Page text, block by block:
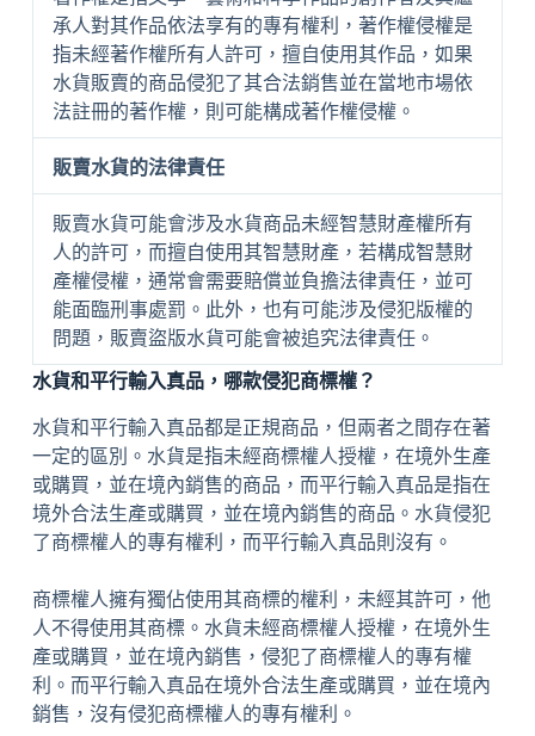
承人對其作品依法享有的專有權利，著作權侵權是
指未經著作權所有人許可，擅自使用其作品，如果
水貨販賣的商品侵犯了其合法銷售並在當地市場依
法註冊的著作權，則可能構成著作權侵權。
販賣水貨的法律責任
販賣水貨可能會涉及水貨商品未經智慧財產權所有
人的許可，而擅自使用其智慧財產，若構成智慧財
產權侵權，通常會需要賠償並負擔法律責任，並可
能面臨刑事處罰。此外，也有可能涉及侵犯版權的
問題，販賣盜版水貨可能會被追究法律責任。
水貨和平行輸入真品，哪款侵犯商標權？
水貨和平行輸入真品都是正規商品，但兩者之間存在著
一定的區別。水貨是指未經商標權人授權，在境外生產
或購買，並在境內銷售的商品，而平行輸入真品是指在
境外合法生產或購買，並在境內銷售的商品。水貨侵犯
了商標權人的專有權利，而平行輸入真品則沒有。
商標權人擁有獨佔使用其商標的權利，未經其許可，他
人不得使用其商標。水貨未經商標權人授權，在境外生
產或購買，並在境內銷售，侵犯了商標權人的專有權
利。而平行輸入真品在境外合法生產或購買，並在境內
銷售，沒有侵犯商標權人的專有權利。